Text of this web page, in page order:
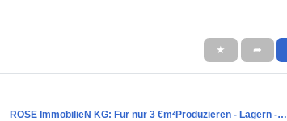
★ ➦
ROSE ImmobilieN KG: Für nur 3 €m²Produzieren - Lagern -…